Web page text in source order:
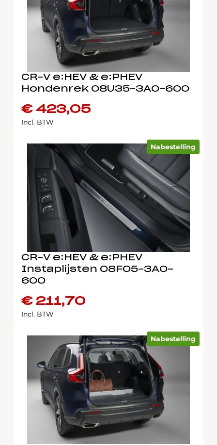
CR-V e:HEV & e:PHEV
Hondenrek 08U35-3A0-600
€423,05
Incl. BTW
Nabestelling
CR-V e:HEV & e:PHEV
Instaplijsten 08F05-3A0-
600
€211,70
Incl. BTW
Nabestelling